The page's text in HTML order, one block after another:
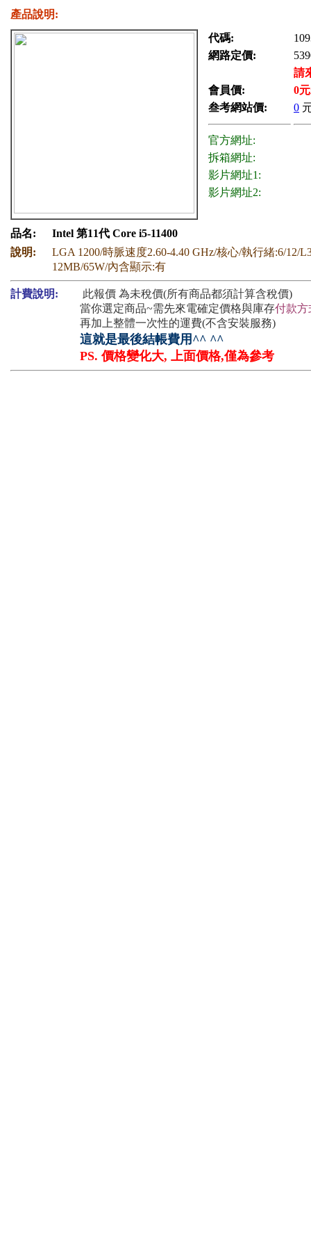
產品說明:
代碼:
網路定價:
請
會員價:
0
叁考網站價:
0
官方網址:
拆箱網址:
影片網址1:
影片網址2:
品名:
Intel 第11代 Core i5-11400
說明:
LGA 1200/時脈速度2.60-4.40 GHz/核心/執行緒:6/12/
12MB/65W/內含顯示:有
計費說明:
此報價 為未稅價(所有商品都須計算含稅價)
當你選定商品~需先來電確定價格與庫存付款方
再加上整體一次性的運費(不含安裝服務)
這就是最後結帳費用^^ ^^
PS. 價格變化大, 上面價格,僅為參考